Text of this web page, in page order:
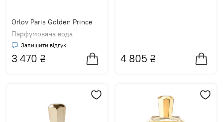
Orlov Paris Golden Prince
Парфумована вода
Залишити відгук
3 470 ₴ 4 805 ₴